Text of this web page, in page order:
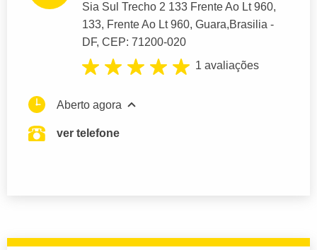
Sia Sul Trecho 2 133 Frente Ao Lt 960,
133, Frente Ao Lt 960, Guara,Brasilia -
DF, CEP: 71200-020
1 avaliações
Aberto agora
ver telefone